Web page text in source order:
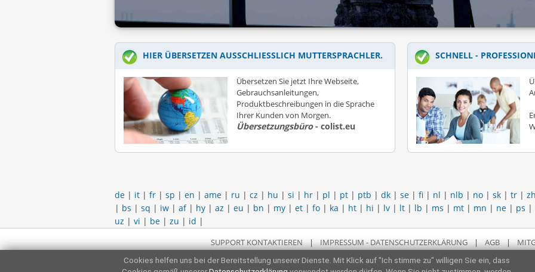
HIER ÜBERSETZEN AUSSCHLIESSLICH MUTTERSPRACHLER.
Übersetzen Sie jetzt Ihre Webseite,
Gebrauchsanleitungen,
Produktbeschreibungen in die Sprache
Ihrer Kunden von Morgen.
Übersetzungsbüro- colist.eu
SCHNELL -
de | it | fr | sp | en | ame | ru | cz | hu | si | hr | pl | pt | ptb | dk | se | fi | nl | nlb | no | sk | tr |
| bs | sq | iw | af| hy | az | eu | bn | my | et | fo | ka | ht | hi | lv | lt | lb | ms | mt | mn | ne | ps |
uz | vi | be | zu | id |
SUPPORT KONTAKTIEREN | IMPRESSUM - DATENSCHUTZERKLÄRUNG | AGB |
Cookies helfen uns bei der Bereitstellung unserer Dienste. Mit Klick auf "Ich stimme zu" willigen Sie ein, dass